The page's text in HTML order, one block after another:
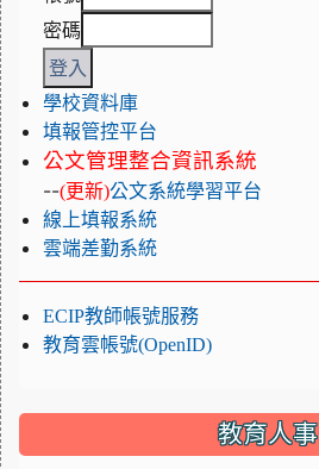
密碼
學校資料庫
填報管控平台
公文管理整合資訊系統
--(更新)公文系統學習平台
線上填報系統
雲端差勤系統
ECIP教師帳號服務
教育雲帳號(OpenID)
教育人事